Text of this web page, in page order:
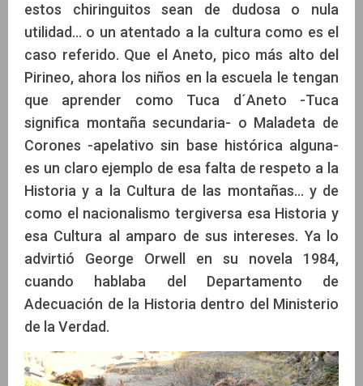
estos chiringuitos sean de dudosa o nula
utilidad… o un atentado a la cultura como es el
caso referido. Que el Aneto, pico más alto del
Pirineo, ahora los niños en la escuela le tengan
que aprender como Tuca d´Aneto -Tuca
significa montaña secundaria- o Maladeta de
Corones -apelativo sin base histórica alguna-
es un claro ejemplo de esa falta de respeto a la
Historia y a la Cultura de las montañas… y de
como el nacionalismo tergiversa esa Historia y
esa Cultura al amparo de sus intereses. Ya lo
advirtió George Orwell en su novela 1984,
cuando hablaba del Departamento de
Adecuación de la Historia dentro del Ministerio
de la Verdad.